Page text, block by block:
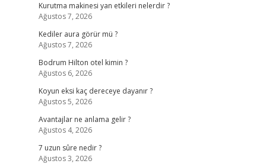
Kurutma makinesi yan etkileri nelerdir ?
Ağustos 7, 2026
Kediler aura görür mü ?
Ağustos 7, 2026
Bodrum Hilton otel kimin ?
Ağustos 6, 2026
Koyun eksi kaç dereceye dayanır ?
Ağustos 5, 2026
Avantajlar ne anlama gelir ?
Ağustos 4, 2026
7 uzun sûre nedir ?
Ağustos 3, 2026